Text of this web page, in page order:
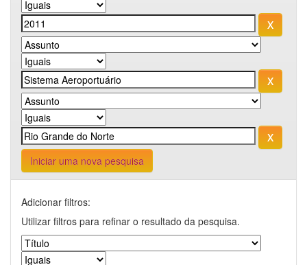
Iniciar uma nova pesquisa
Adicionar filtros:
Utilizar filtros para refinar o resultado da pesquisa.